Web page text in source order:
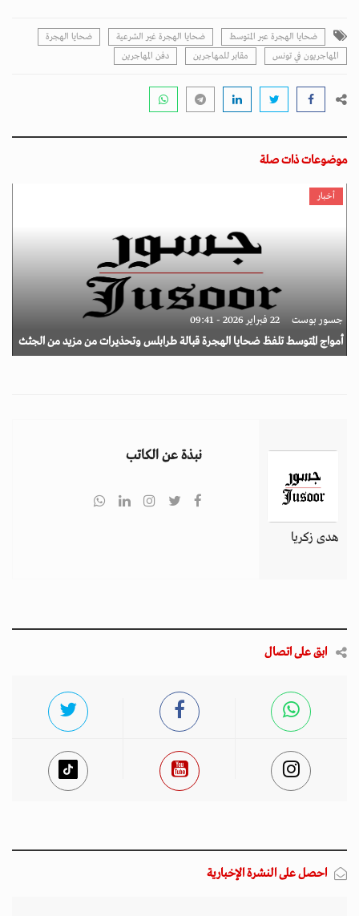
ضحايا الهجرة عبر المتوسط ضحايا الهجرة غير الشرعية
ضحايا الهجرة
المهاجريون في تونس
مقابر للمهاجرين دفن المهاجرين
موضوعات ذات صلة
أخبار
جسور بوست 22 فبراير 2026 - 09:41
أمواج المتوسط تلفظ ضحايا الهجرة قبالة طرابلس وتحذيرات من مزيد من الجثث
هدى زكريا
نبذة عن الكاتب
ابق على اتصال
احصل على النشرة الإخبارية